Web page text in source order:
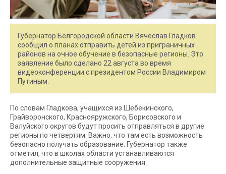
Губернатор Белгородской области Вячеслав Гладков
сообщил о планах отправить детей из приграничных
районов на очное обучение в безопасные регионы. Это
заявление было сделано 22 августа во время
видеоконференции с президентом России Владимиром
Путиным.
По словам Гладкова, учащихся из Шебекинского,
Грайворонского, Краснояружского, Борисовского и
Валуйского округов будут просить отправляться в другие
регионы по четвертям. Важно, что там есть возможность
безопасно получать образование. Губернатор также
отметил, что в школах области устанавливаются
дополнительные защитные сооружения.